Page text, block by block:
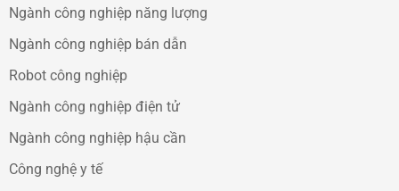
Ngành công nghiệp năng lượng
Ngành công nghiệp bán dẫn
Robot công nghiệp
Ngành công nghiệp điện tử
Ngành công nghiệp hậu cần
Công nghệ y tế